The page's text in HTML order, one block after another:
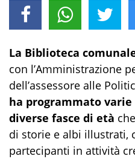
La Biblioteca
con l’Amministrazione
dell’assessore alle
ha programmato
diverse fasce di età
di storie e albi illustrati,
partecipanti in attività